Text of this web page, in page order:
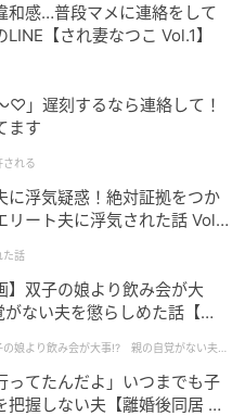
名・広さ13m²、1名
泊〜となっています。
和感…普段マメに連絡をして
【され妻なつこ Vol.1】
」遅刻するなら連絡して！
ます
される
に浮気疑惑！絶対証拠をつか
リート夫に浮気された話 Vol.
た話
】双子の娘より飲み会が大
ない夫を懲らしめた話【第1
の娘より飲み会が大事!? 親の自覚がない夫を
ってたんだよ」いつまでも子
把握しない夫【離婚後同居 Vo